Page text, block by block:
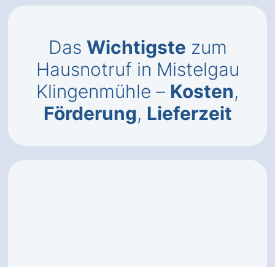
Das Wichtigste zum
Hausnotruf in Mistelgau
Klingenmühle – Kosten,
Förderung, Lieferzeit